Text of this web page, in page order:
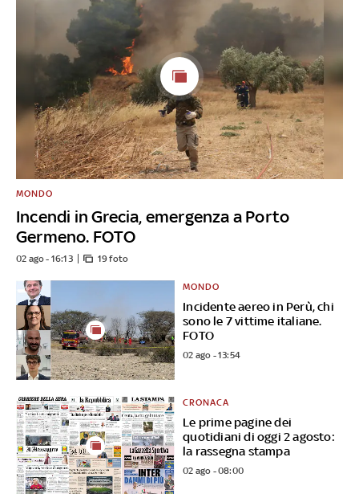
Incendi in Grecia, emergenza a Porto
Germeno. FOTO
MONDO
02 ago - 16:13 19 foto
Incidente aereo in Perù, chi
sono le 7 vittime italiane.
FOTO
MONDO
02 ago - 13:54
Le prime pagine dei
quotidiani di oggi 2 agosto:
la rassegna stampa
CRONACA
02 ago - 08:00